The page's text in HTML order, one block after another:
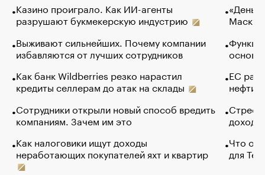
Казино проиграло. Как ИИ-агенты
разрушают букмекерскую индустрию
Выживают сильнейших. Почему компании
избавляются от лучших сотрудников
Как банк Wildberries резко нарастил
кредиты селлерам до атак на склады
Сотрудники открыли новый способ вредить
компаниям. Зачем им это
Как налоговики ищут доходы
неработающих покупателей яхт и квартир
Маск в
основ
ЕС
нефти
Что
для